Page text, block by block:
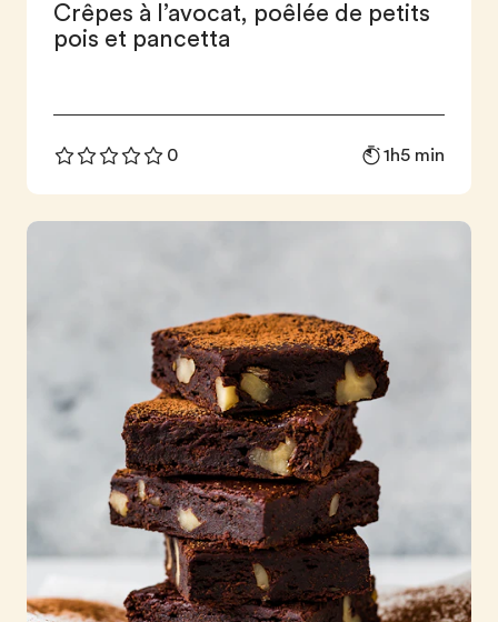
Crêpes à l’avocat, poêlée de petits
pois et pancetta
0 1h5 min